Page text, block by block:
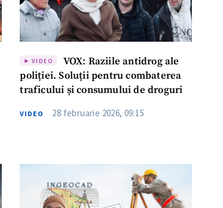
VIDEO
VOX: Raziile antidrog ale
poliției. Soluții pentru combaterea
traficului și consumului de droguri
VIDEO 28 februarie 2026, 09:15